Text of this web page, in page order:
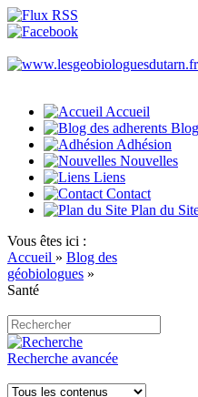
Accueil
Adhésion
Nouvelles
Liens
Contact
Plan du
Vous êtes ici :
Accueil » Blog des
géobiologues »
Santé
Recherche avancée